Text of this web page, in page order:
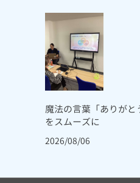
魔法の言葉「ありが
をスムーズに
2026/08/06